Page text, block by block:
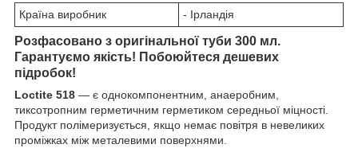
Країна виробник - Ірландія
Розфасовано з оригінальної туби 300 мл.
Гарантуємо якість! Побоюйтеся дешевих
підробок!
Loctite 518 — є однокомпонентним, анаеробним,
тиксотропним герметичним герметиком середньої міцності.
Продукт полімеризується, якщо немає повітря в невеликих
проміжках між металевими поверхнями.